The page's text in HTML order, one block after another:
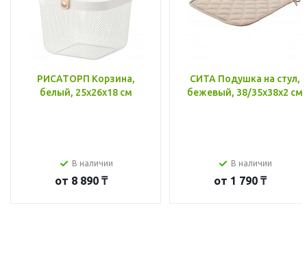
РИСАТОРП Корзина,
белый, 25x26x18 см
В наличии
от 8 890 ₸
СИТА Подушка на стул,
бежевый, 38/35x38x2 см
В наличии
от 1 790 ₸